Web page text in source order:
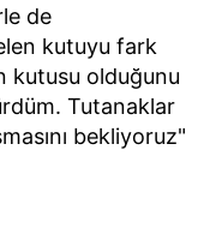
de
kutuyu fark
kutusu olduğunu
Tutanaklar
bekliyoruz"